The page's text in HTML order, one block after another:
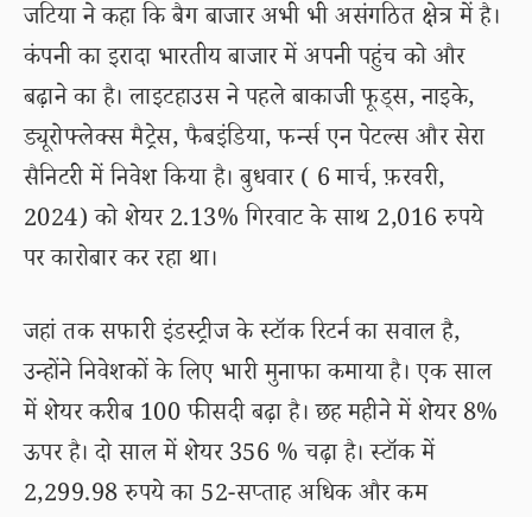
जटिया ने कहा कि बैग बाजार अभी भी असंगठित क्षेत्र में है।
कंपनी का इरादा भारतीय बाजार में अपनी पहुंच को और
बढ़ाने का है। लाइटहाउस ने पहले बाकाजी फूड्स, नाइके,
ड्यूरोफ्लेक्स मैट्रेस, फैबइंडिया, फर्न्स एन पेटल्स और सेरा
सैनिटरी में निवेश किया है। बुधवार ( 6 मार्च, फ़रवरी,
2024) को शेयर 2.13% गिरवाट के साथ 2,016 रुपये
पर कारोबार कर रहा था।
जहां तक सफारी इंडस्ट्रीज के स्टॉक रिटर्न का सवाल है,
उन्होंने निवेशकों के लिए भारी मुनाफा कमाया है। एक साल
में शेयर करीब 100 फीसदी बढ़ा है। छह महीने में शेयर 8%
ऊपर है। दो साल में शेयर 356 % चढ़ा है। स्टॉक में
2,299.98 रुपये का 52-सप्ताह अधिक और कम